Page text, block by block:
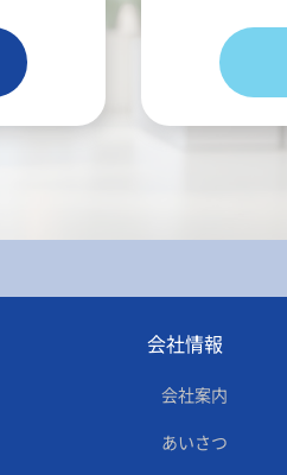
会社情報
会社案内
あいさつ